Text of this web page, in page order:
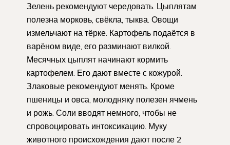
Зелень рекомендуют чередовать. Цыплятам
полезна морковь, свёкла, тыква. Овощи
измельчают на тёрке. Картофель подаётся в
варёном виде, его разминают вилкой.
Месячных цыплят начинают кормить
картофелем. Его дают вместе с кожурой.
Злаковые рекомендуют менять. Кроме
пшеницы и овса, молодняку полезен ячмень
и рожь. Соли вводят немного, чтобы не
спровоцировать интоксикацию. Муку
животного происхождения дают после 2